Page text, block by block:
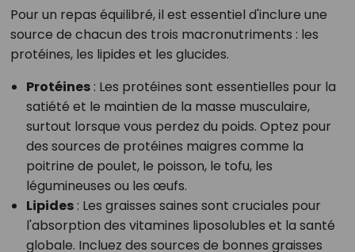
Pour un repas équilibré, il est essentiel d'inclure une
source de chacun des trois macronutriments : les
protéines, les lipides et les glucides.
Protéines: Les protéines sont essentielles pour la
satiété et le maintien de la masse musculaire,
surtout lorsque vous perdez du poids. Optez pour
des sources de protéines maigres comme la
poitrine de poulet, le poisson, le tofu, les
légumineuses ou les œufs.
Lipides: Les graisses saines sont cruciales pour
l'absorption des vitamines liposolubles et la santé
globale. Incluez des sources de bonnes graisses